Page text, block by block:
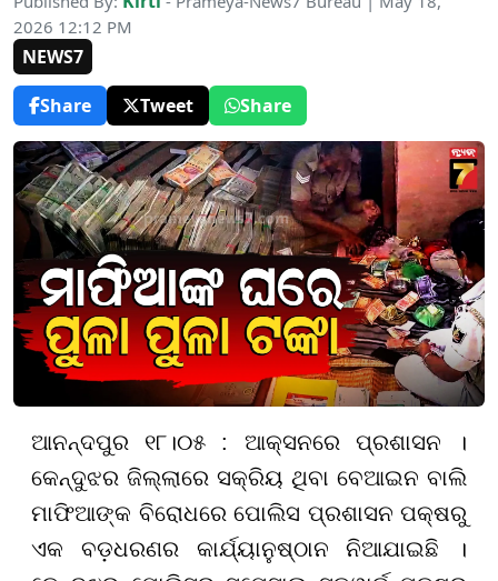
2026 12:12 PM
NEWS7
Share
Tweet Share
ଆନନ୍ଦପୁର ୧୮।୦୫ : ଆକ୍ସନରେ ପ୍ରଶାସନ ।
କେନ୍ଦୁଝର ଜିଲ୍ଲାରେ ସକ୍ରିୟ ଥିବା ବେଆଇନ ବାଲି
ମାଫିଆଙ୍କ ବିରୋଧରେ ପୋଲିସ ପ୍ରଶାସନ ପକ୍ଷରୁ
ଏକ ବଡ଼ଧରଣର କାର୍ଯ୍ୟାନୁଷ୍ଠାନ ନିଆଯାଇଛି ।